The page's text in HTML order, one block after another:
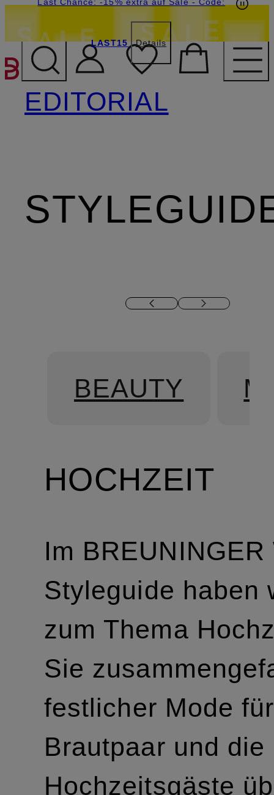
ZUM HAUPTINHALT
LAST15 Details
EDITORIAL
BEAUTY
HOCHZEIT
Im
Styleguide haben
zum Thema
Sie
festlicher Mode
Brautpaar und die
Hochzeitsgäste